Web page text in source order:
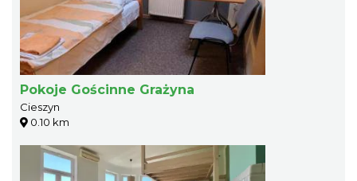
Pokoje Gościnne Grażyna
Cieszyn
0.10 km